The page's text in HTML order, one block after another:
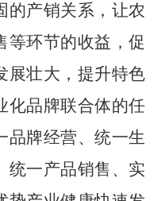
的产销关系，让农
等环节的收益，促
展壮大，提升特色
化品牌联合体的任
品牌经营、统一生
统一产品销售、实